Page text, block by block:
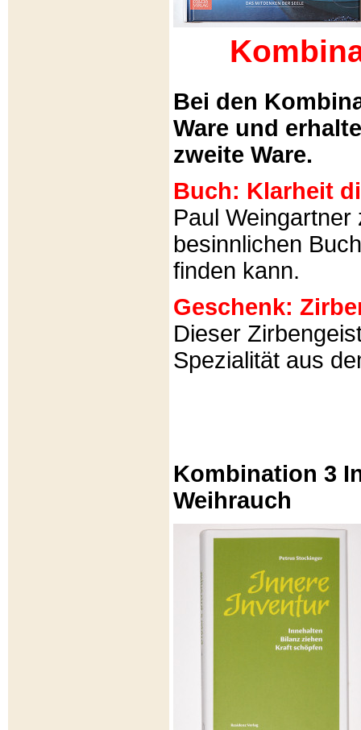
Bei den
Ware und
zweite Ware.
Buch: Klarheit
Paul
besinnlichen
finden kann.
Geschenk:
Dieser
Spezialität aus
Kombination 3
Weihrauch